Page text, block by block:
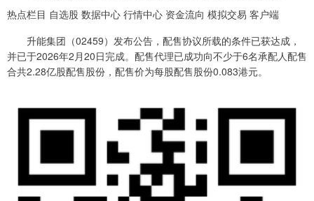
热点栏目 自选股 数据中心 行情中心 资金流向 模拟交易 客户端
升能集团（02459）发布公告，配售协议所载的条件已获达成，
并已于2026年2月20日完成。配售代理已成功向不少于6名承配人配售
合共2.28亿股配售股份，配售价为每股配售股份0.083港元。